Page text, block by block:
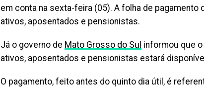
em conta na sexta-feira (05). A folha de
ativos, aposentados e pensionistas.
Já o governo de Mato Grosso do Sul informou que
ativos, aposentados e pensionistas estará
O pagamento, feito antes do quinto dia útil, é